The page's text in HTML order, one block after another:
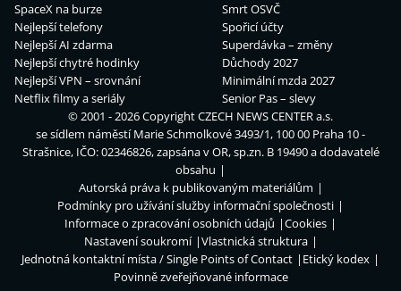
SpaceX na burze
Nejlepší telefony
Nejlepší AI zdarma
Nejlepší chytré hodinky
Nejlepší VPN – srovnání
Netflix filmy a seriály
Smrt OSVČ
Spořicí účty
Superdávka – změny
Důchody 2027
Minimální mzda 2027
Senior Pas – slevy
© 2001 - 2026 CopyrightCZECH NEWS CENTER a.s.
se sídlem náměstí Marie Schmolkové 3493/1, 100 00 Praha 10 -
Strašnice, IČO: 02346826, zapsána v OR, sp.zn. B 19490 a dodavatelé
obsahu
Autorská práva k publikovaným materiálům
Podmínky pro užívání služby informační společnosti
Informace o zpracování osobních údajů
Cookies
Nastavení soukromí
Vlastnická struktura
Jednotná kontaktní místa / Single Points of Contact
Etický kodex
Povinně zveřejňované informace